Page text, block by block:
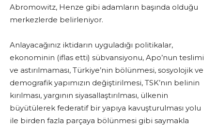
Abromowitz, Henze gibi adamların başında olduğu
merkezlerde belirleniyor.
Anlayacağınız iktidarın uyguladığı politikalar,
ekonominin (iflas etti) sübvansiyonu, Apo’nun teslimi
ve astırılmaması, Türkiye’nin bölünmesi, sosyolojik ve
demografik yapımızın değiştirilmesi, TSK’nın belinin
kırılması, yargının siyasallaştırılması, ülkenin
büyütülerek federatif bir yapıya kavuşturulması yolu
ile birden fazla parçaya bölünmesi gibi saymakla